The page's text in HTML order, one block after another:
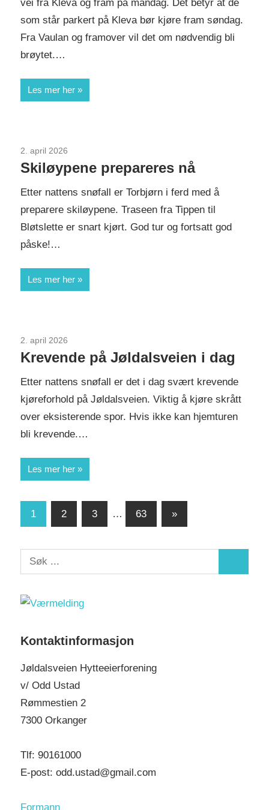
vei fra Kleva og fram på mandag. Det betyr at de
som står parkert på Kleva bør kjøre fram søndag.
Fra Vaulan og framover vil det om nødvendig bli
brøytet.…
Les mer her
2. april 2026
Skiløypene prepareres nå
Etter nattens snøfall er Torbjørn i ferd med å
preparere skiløypene. Traseen fra Tippen til
Bløtslette er snart kjørt. God tur og fortsatt god
påske!…
Les mer her
2. april 2026
Krevende på Jøldalsveien i dag
Etter nattens snøfall er det i dag svært krevende
kjøreforhold på Jøldalsveien. Viktig å kjøre skrått
over eksisterende spor. Hvis ikke kan hjemturen
bli krevende.…
Les mer her
Sidepaginering
1 2 3 … 63
Next
»
e
a
h
f
r
:
Kontaktinformasjon
Jøldalsveien Hytteeierforening
v/ Odd Ustad
Rømmestien 2
7300 Orkanger
Tlf: 90161000
E-post: odd.ustad@gmail.com
Formann